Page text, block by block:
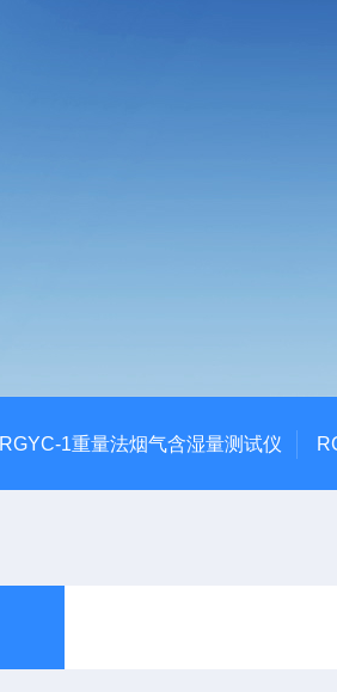
RGYC-1重量法烟气含湿量测试仪